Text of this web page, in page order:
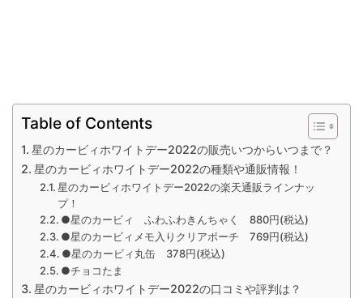
Table of Contents
星のカービィホワイトデー2022の販売いつからいつまで？
星のカービィホワイトデー2022の種類や通販情報！
星のカービィホワイトデー2022の楽天通販ラインナッ
プ！
●星のカービィ ふわふわきんちゃく 880円(税込)
●星のカービィメモ入りクリアポーチ 769円(税込)
●星のカービィ丸缶 378円(税込)
●チョコたま
星のカービィホワイトデー2022の口コミや評判は？